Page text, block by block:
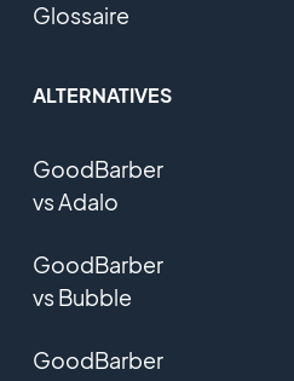
Glossaire
ALTERNATIVES
GoodBarber
vs Adalo
GoodBarber
vs Bubble
GoodBarber